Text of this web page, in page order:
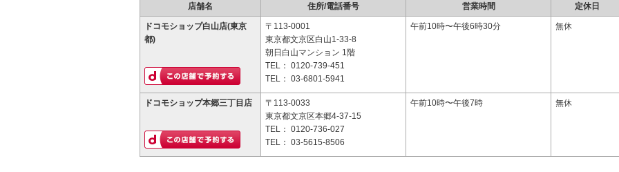
店舗名 住所/電話番号 営業時間 定休日
ドコモショップ白山店(東京
都)
〒113-0001
東京都文京区白山1-33-8
朝日白山マンション 1階
TEL： 0120-739-451
TEL： 03-6801-5941
午前10時〜午後6時30分 無休
ドコモショップ本郷三丁目店
〒113-0033
東京都文京区本郷4-37-15
TEL： 0120-736-027
TEL： 03-5615-8506
午前10時〜午後7時 無休